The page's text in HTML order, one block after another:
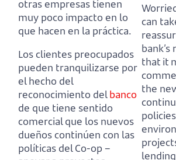
otras empresas tienen
muy poco impacto en lo
que hacen en la práctica.
Los clientes preocupados
pueden tranquilizarse por
el hecho del
reconocimiento delbanco
de que tiene sentido
comercial que los nuevos
dueños continúen con las
políticas del Co-op –
can
that it
the
policies